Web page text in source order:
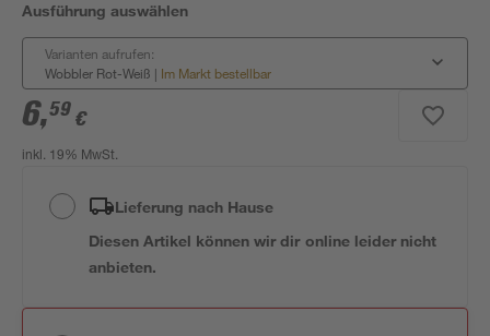
Ausführung auswählen
Varianten aufrufen:
Wobbler Rot-Weiß | Im Markt bestellbar
6,59 €
inkl. 19% MwSt.
Lieferung nach Hause
Diesen Artikel können wir dir online leider nicht
anbieten.